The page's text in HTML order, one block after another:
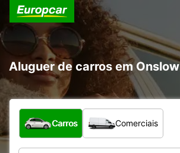
Aluguer de carros em Onslow
Que tipo de veículo pretende?
Carros Comerciais